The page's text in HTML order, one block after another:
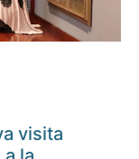
visita